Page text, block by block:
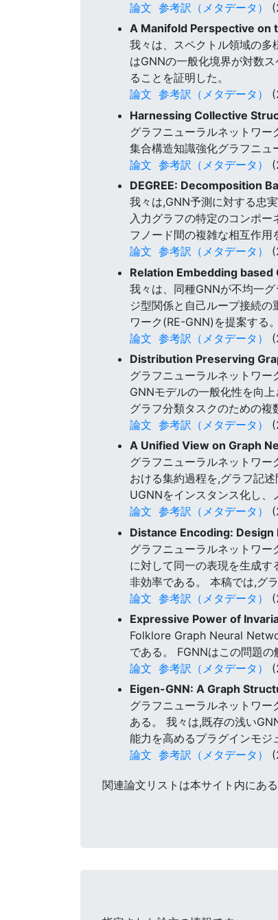
論文 参考訳（メタデータ）
A Manifold Perspective on
我々は、スペクトル領域の多
はGNNの一般化境界が対数
ることを証明した。
論文 参考訳（メタデータ）
Harnessing Collective
グラフニューラルネットワ
集合構造知識強化グラフニュ
論文 参考訳（メタデータ）
DEGREE: Decomposition
我々は,GNN予測に対する忠
入力グラフの特定のコンポ
フノード間の複雑な相互作用
論文 参考訳（メタデータ）
Relation Embedding
我々は、同種GNNが不均一
ジ型関係と自己ループ接続
ワーク(RE-GNN)を提案する。
論文 参考訳（メタデータ）
Distribution Preserving
グラフニューラルネットワ
GNNモデルの一般化性を向
グラフ分類タスクのための複
論文 参考訳（メタデータ）
A Unified View on Graph
グラフニューラルネットワ
おける集約過程を,グラフ記
UGNNをインスタンス化し、
論文 参考訳（メタデータ）
Distance Encoding:
グラフニューラルネットワ
に対して同一の表現を生成す
非効率である。 本稿では,グ
論文 参考訳（メタデータ）
Expressive Power of
Folklore Graph Neural
である。 FGNNはこの問題
論文 参考訳（メタデータ）
Eigen-GNN: A Graph
グラフニューラルネットワ
ある。 我々は,既存の浅い
能力を高めるプラグインモジ
論文 参考訳（メタデータ）
関連論文リストは本サイト内にあ